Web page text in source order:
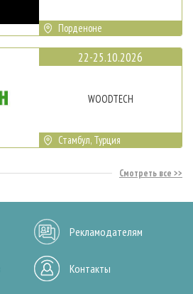
Порденоне
22-25.10.2026
WOODTECH
Стамбул, Турция
Смотреть все
Рекламодателям
Контакты